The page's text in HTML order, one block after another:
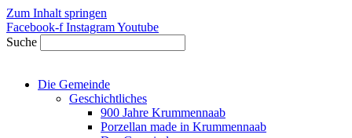
Zum Inhalt springen
Facebook-f InstagramYoutube
Suche
Die Gemeinde
Geschichtliches
900 Jahre Krummennaab
Porzellan made in Krummennaab